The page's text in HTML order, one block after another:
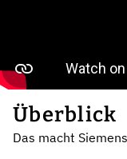
Überblick
Das macht